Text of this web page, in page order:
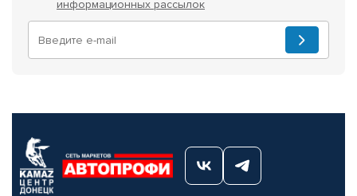
информационных рассылок